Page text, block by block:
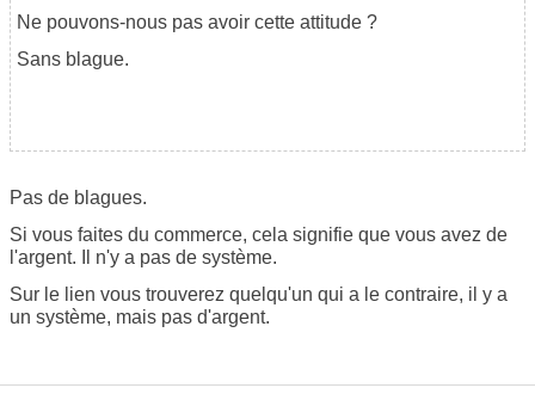
Ne pouvons-nous pas avoir cette attitude ?
Sans blague.
Pas de blagues.
Si vous faites du commerce, cela signifie que vous avez de
l'argent. Il n'y a pas de système.
Sur le lien vous trouverez quelqu'un qui a le contraire, il y a
un système, mais pas d'argent.